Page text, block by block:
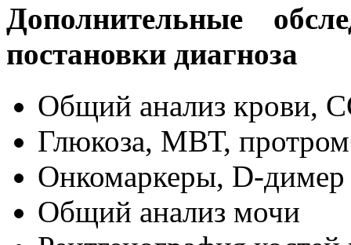
Дополнительные
постановки диагноза
Общий анализ крови,
Глюкоза, МВТ,
Онкомаркеры, D-димер
Общий анализ мочи